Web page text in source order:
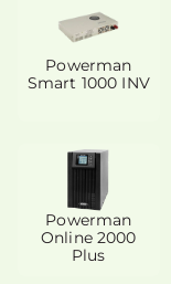
Powerman
Smart 1000 INV
Powerman
Online 2000
Plus